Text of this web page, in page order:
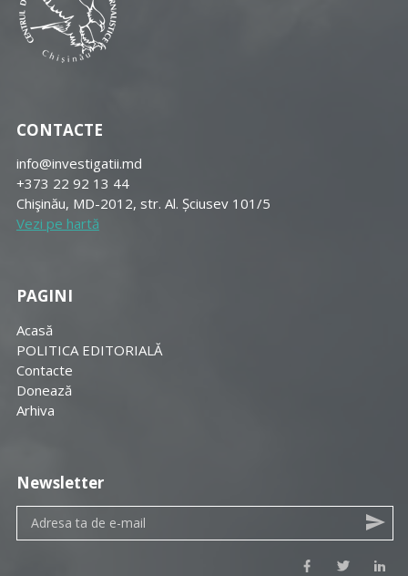
CONTACTE
info@investigatii.md
+373 22 92 13 44
Chişinău, MD-2012, str. Al. Șciusev 101/5
Vezi pe hartă
PAGINI
Acasă
POLITICA EDITORIALĂ
Contacte
Donează
Arhiva
Newsletter